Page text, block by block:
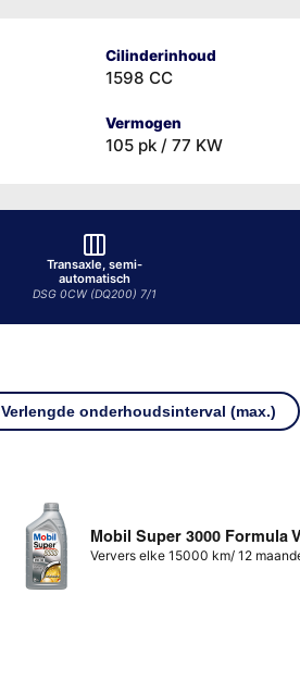
Cilinderinhoud
1598 CC
Vermogen
105 pk / 77 KW
Transaxle, semi-
automatisch
DSG 0CW (DQ200) 7/1
Verlengde onderhoudsinterval (max.)
Mobil Super 3000 Formula
Ververs elke 15000 km/ 12